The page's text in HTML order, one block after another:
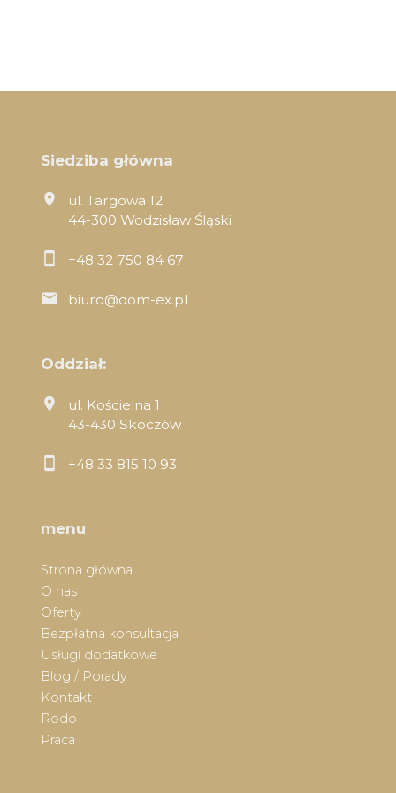
Siedziba główna
ul. Targowa 12
44-300 Wodzisław Śląski
+48 32 750 84 67
biuro@dom-ex.pl
Oddział:
ul. Kościelna 1
43-430 Skoczów
+48 33 815 10 93
menu
Strona główna
O nas
Oferty
Bezpłatna konsultacja
Usługi dodatkowe
Blog / Porady
Kontakt
Rodo
Praca